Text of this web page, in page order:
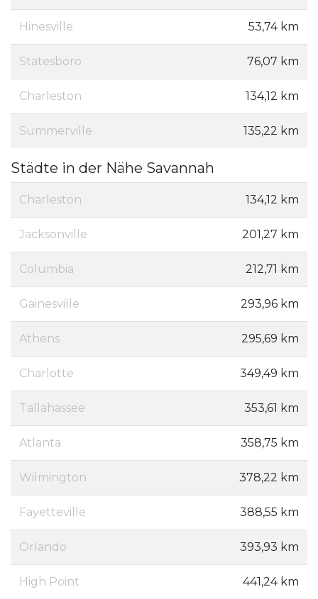
Hinesville 53,74 km
Statesboro 76,07 km
Charleston 134,12 km
Summerville 135,22 km
Städte in der Nähe Savannah
Charleston 134,12 km
Jacksonville 201,27 km
Columbia 212,71 km
Gainesville 293,96 km
Athens 295,69 km
Charlotte 349,49 km
Tallahassee 353,61 km
Atlanta 358,75 km
Wilmington 378,22 km
Fayetteville 388,55 km
Orlando 393,93 km
High Point 441,24 km